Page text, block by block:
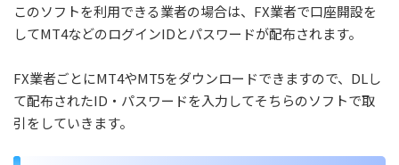
このソフトを利用できる業者の場合は、FX業者で口座開設を
してMT4などのログインIDとパスワードが配布されます。
FX業者ごとにMT4やMT5をダウンロードできますので、DLし
て配布されたID・パスワードを入力してそちらのソフトで取
引をしていきます。